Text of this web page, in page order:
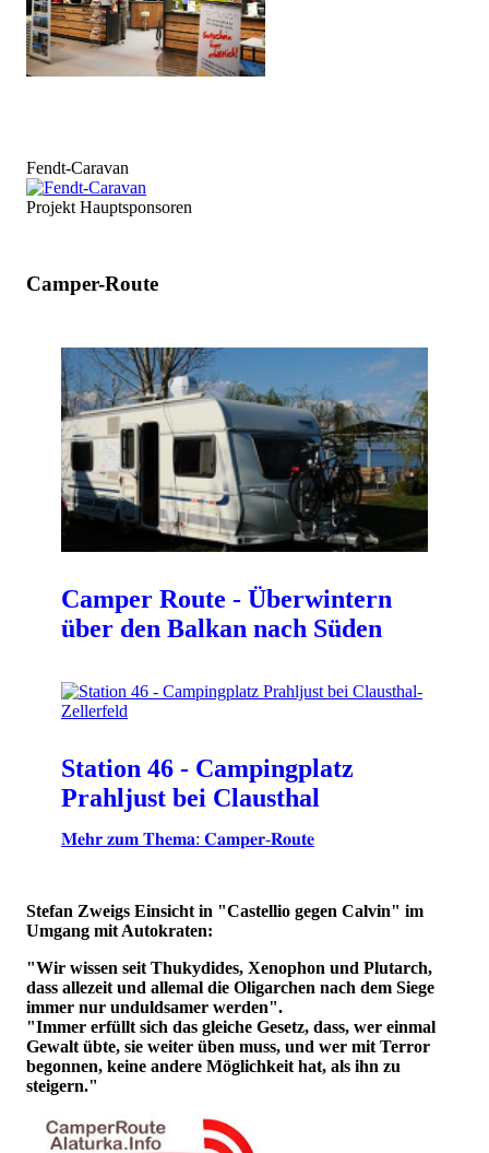
Fendt-Caravan
Projekt Hauptsponsoren
Camper-Route
Camper Route - Überwintern
über den Balkan nach Süden
Station 46 - Campingplatz
Prahljust bei Clausthal
𝐌𝐞𝐡𝐫 𝐳𝐮𝐦 𝐓𝐡𝐞𝐦𝐚: 𝐂𝐚𝐦𝐩𝐞𝐫-𝐑𝐨𝐮𝐭𝐞
Stefan Zweigs Einsicht in "Castellio gegen Calvin" im
Umgang mit Autokraten:
"Wir wissen seit Thukydides, Xenophon und Plutarch,
dass allezeit und allemal die Oligarchen nach dem Siege
immer nur unduldsamer werden".
"Immer erfüllt sich das gleiche Gesetz, dass, wer einmal
Gewalt übte, sie weiter üben muss, und wer mit Terror
begonnen, keine andere Möglichkeit hat, als ihn zu
steigern."